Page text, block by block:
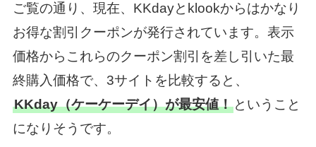
ご覧の通り、現在、KKdayとklookからはかなり
お得な割引クーポンが発行されています。表示
価格からこれらのクーポン割引を差し引いた最
終購入価格で、3サイトを比較すると、
KKday（ケーケーデイ）が最安値！ということ
になりそうです。